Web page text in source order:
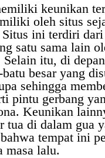
keunikan
oleh situs
ini terdiri dari
satu sama lain
Selain itu, di
besar yang
sehingga
pintu gerbang
Keunikan
tua di dalam gua
tempat ini
masa lalu.